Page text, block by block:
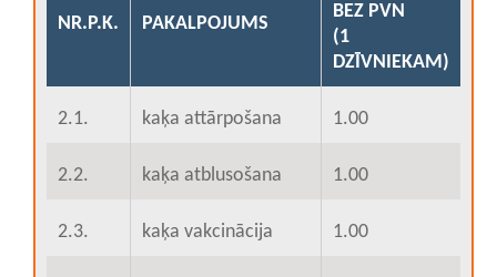
NR.P.K. PAKALPOJUMS
BEZ PVN
(1
DZĪVNIEKAM)
2.1. kaķa attārpošana 1.00
2.2. kaķa atblusošana 1.00
2.3. kaķa vakcinācija 1.00